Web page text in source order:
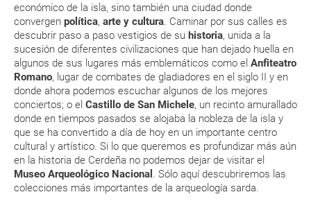
económico de la isla, sino también una ciudad donde
convergen política, arte y cultura . Caminar por sus calles es
descubrir paso a paso vestigios de su historia, unida a la
sucesión de diferentes civilizaciones que han dejado huella en
algunos de sus lugares más emblemáticos como el Anfiteatro
Romano, lugar de combates de gladiadores en el siglo II y en
donde ahora podemos escuchar algunos de los mejores
conciertos; o el Castillo de San Michele, un recinto amurallado
donde en tiempos pasados se alojaba la nobleza de la isla y
que se ha convertido a día de hoy en un importante centro
cultural y artístico. Si lo que queremos es profundizar más aún
en la historia de Cerdeña no podemos dejar de visitar el
Museo Arqueológico Nacional
. Sólo aquí descubriremos las
colecciones más importantes de la arqueología sarda.
de tu reserva alrededor de 10 días antes de salida, la cual deberás
imprimir y llevar contigo en el viaje.
Esta documentación te será requerida en el mostrador de la compañía
aérea a la hora de realizar el check-in el día de la salida.
MODIFICACIÓN ó CANCELACIÓN ¿Puedo anular o
modificar una reserva del viaje? ¿Qué gastos puede
generar una anulación o modificación del viaje?
¿Qué caducidad debe tener mi pasaporte para ir
a...?